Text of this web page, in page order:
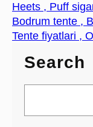
Heets , Puff
Bodrum tente ,
Tente fiyatlari ,
Search
a